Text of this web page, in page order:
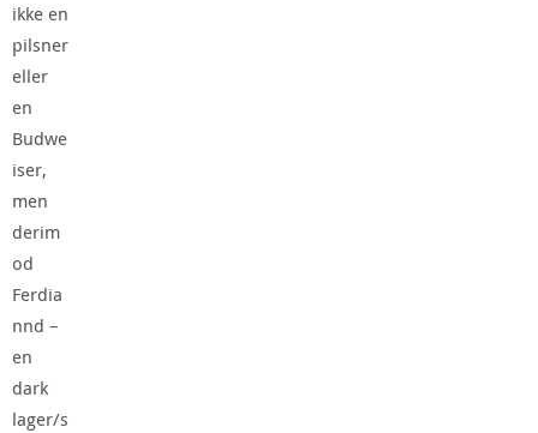
ikke en
pilsner
eller
en
Budwe
iser,
men
derim
od
Ferdia
nnd –
en
dark
lager/s